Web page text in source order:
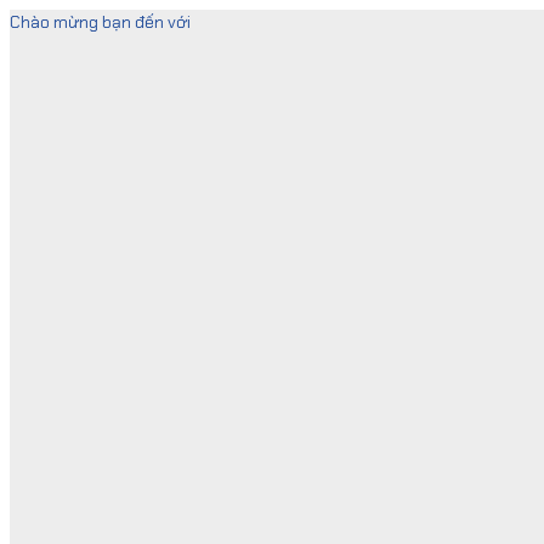
Skip
Chào mừng bạn đến với